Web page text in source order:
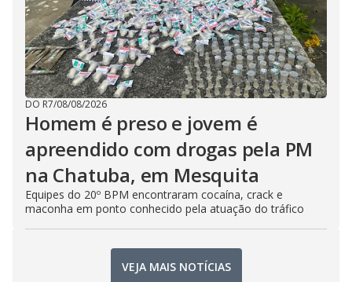
DO R7/08/08/2026
Homem é preso e jovem é
apreendido com drogas pela PM
na Chatuba, em Mesquita
Equipes do 20º BPM encontraram cocaína, crack e
maconha em ponto conhecido pela atuação do tráfico
VEJA MAIS NOTÍCIAS